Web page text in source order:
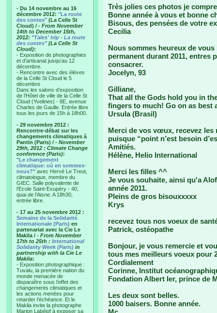
- Du 14 novembre au 16
décembre 2012: "La route
des contes" (La Celle St
Cloud) / - From November
14th to December 15th,
2012: "Tales' trip - La route
des contes"(La Celle St
Cloud):
- Exposition de photographies
et d’artisanat jusqu’au 12
décembre.
- Rencontre avec des élèves
de la Celle St Cloud le 5
décembre
Dans les salons d’exposition
de l’Hôtel de ville de la Celle St
Cloud (Yvelines) - 8E, avenue
Charles de Gaulle. Entrée libre
tous les jours de 15h à 18h00.
- 29 novembre 2012 :
Rencontre-débat sur les
changements climatiques à
Pantin (Paris) / - November
29th, 2012 : Climate Change
conference (Paris):
"Le changement
climatique: où en sommes-
nous?" avec Hervé Le Treut,
climatologue, membre du
GIEC. Salle polyvalente de
l’Ecole Saint-Exupéry - 40,
quai de l’Aisne. A 18h30,
entrée libre.
- 17 au 25 novembre 2012 :
Semaine de la Solidarité
Internationale (Paris) en
partenariat avec la Cie Le
Makila / - From November
17th to 25th : International
Solidarity Week (Paris) in
partnership with la Cie Le
Makila:
- Exposition photographique :
Tuvalu, la première nation du
monde menacée de
disparaître sous l’effet des
changements climatiques et
les actions menées pour
retarder l’échéance. Et le
Makila invite la photographe
Marion Labéjof à exposer sa
Très jolies ces photos je
Bonne année à vous et bonne
Bisous, des pensées de votre
Cecilia
Nous sommes heureux de
permanent durant 2011, entres
consacrer.
Jocelyn, 93
Gilliane,
That all the Gods hold you in
fingers to much! Go on as best
Ursula (Brasil)
Merci de vos vœux, recevez
puisque “point n’est besoin
Amitiés.
Hélène, Helio International
Merci les filles ^^
Je vous souhaite, ainsi qu'a
année 2011.
Pleins de gros bisouxxxxx
Krys
recevez tous nos voeux de
Patrick, ostéopathe
Bonjour, je vous remercie et
tous mes meilleurs voeux pour
Cordialement
Corinne, Institut
Fondation Albert Ier, prince de
Les deux sont belles.
1000 baisers. Bonne année.